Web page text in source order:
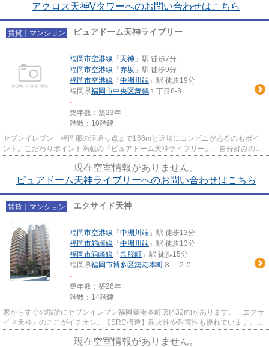
アクロス天神Vタワーへのお問い合わせはこちら
賃貸｜マンション ピュアドーム天神ライブリー
福岡市空港線 「天神 」駅 徒歩7分
福岡市空港線 「赤坂 」駅 徒歩9分
福岡市空港線 「中洲川端 」駅 徒歩19分
福岡県福岡市中央区舞鶴 １丁目6-3
-
築年数：築23年
階数：10階建
セブンイレブン 福岡那の津通り点まで166mと近場にコンビニがあるのもポイ
ント。こだわりポイント満載の『ピュアドーム天神ライブリー』。自分好みの外
観で選びたい方、鉄筋コンクリ...
現在空室情報がありません。
ピュアドーム天神ライブリーへのお問い合わせはこちら
賃貸｜マンション エクサイド天神
福岡市空港線 「中洲川端 」駅 徒歩13分
福岡市箱崎線 「中洲川端 」駅 徒歩13分
福岡市箱崎線 「呉服町 」駅 徒歩15分
福岡県福岡市博多区築港本町 ８－２０
-
築年数：築26年
階数：14階建
家からすぐの場所にセブンイレブン福岡築港本町店(432m)があります。「エクサ
イド天神」のここがイチオシ。【SRC構造】耐火性や耐震性も優れています。駅
まで徒歩13分の物件で雑踏から...
現在空室情報がありません。